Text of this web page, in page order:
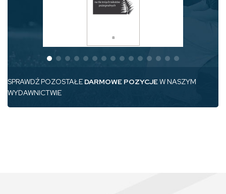
SPRAWDŹ POZOSTAŁE DARMOWE POZYCJEW NASZYM
WYDAWNICTWIE